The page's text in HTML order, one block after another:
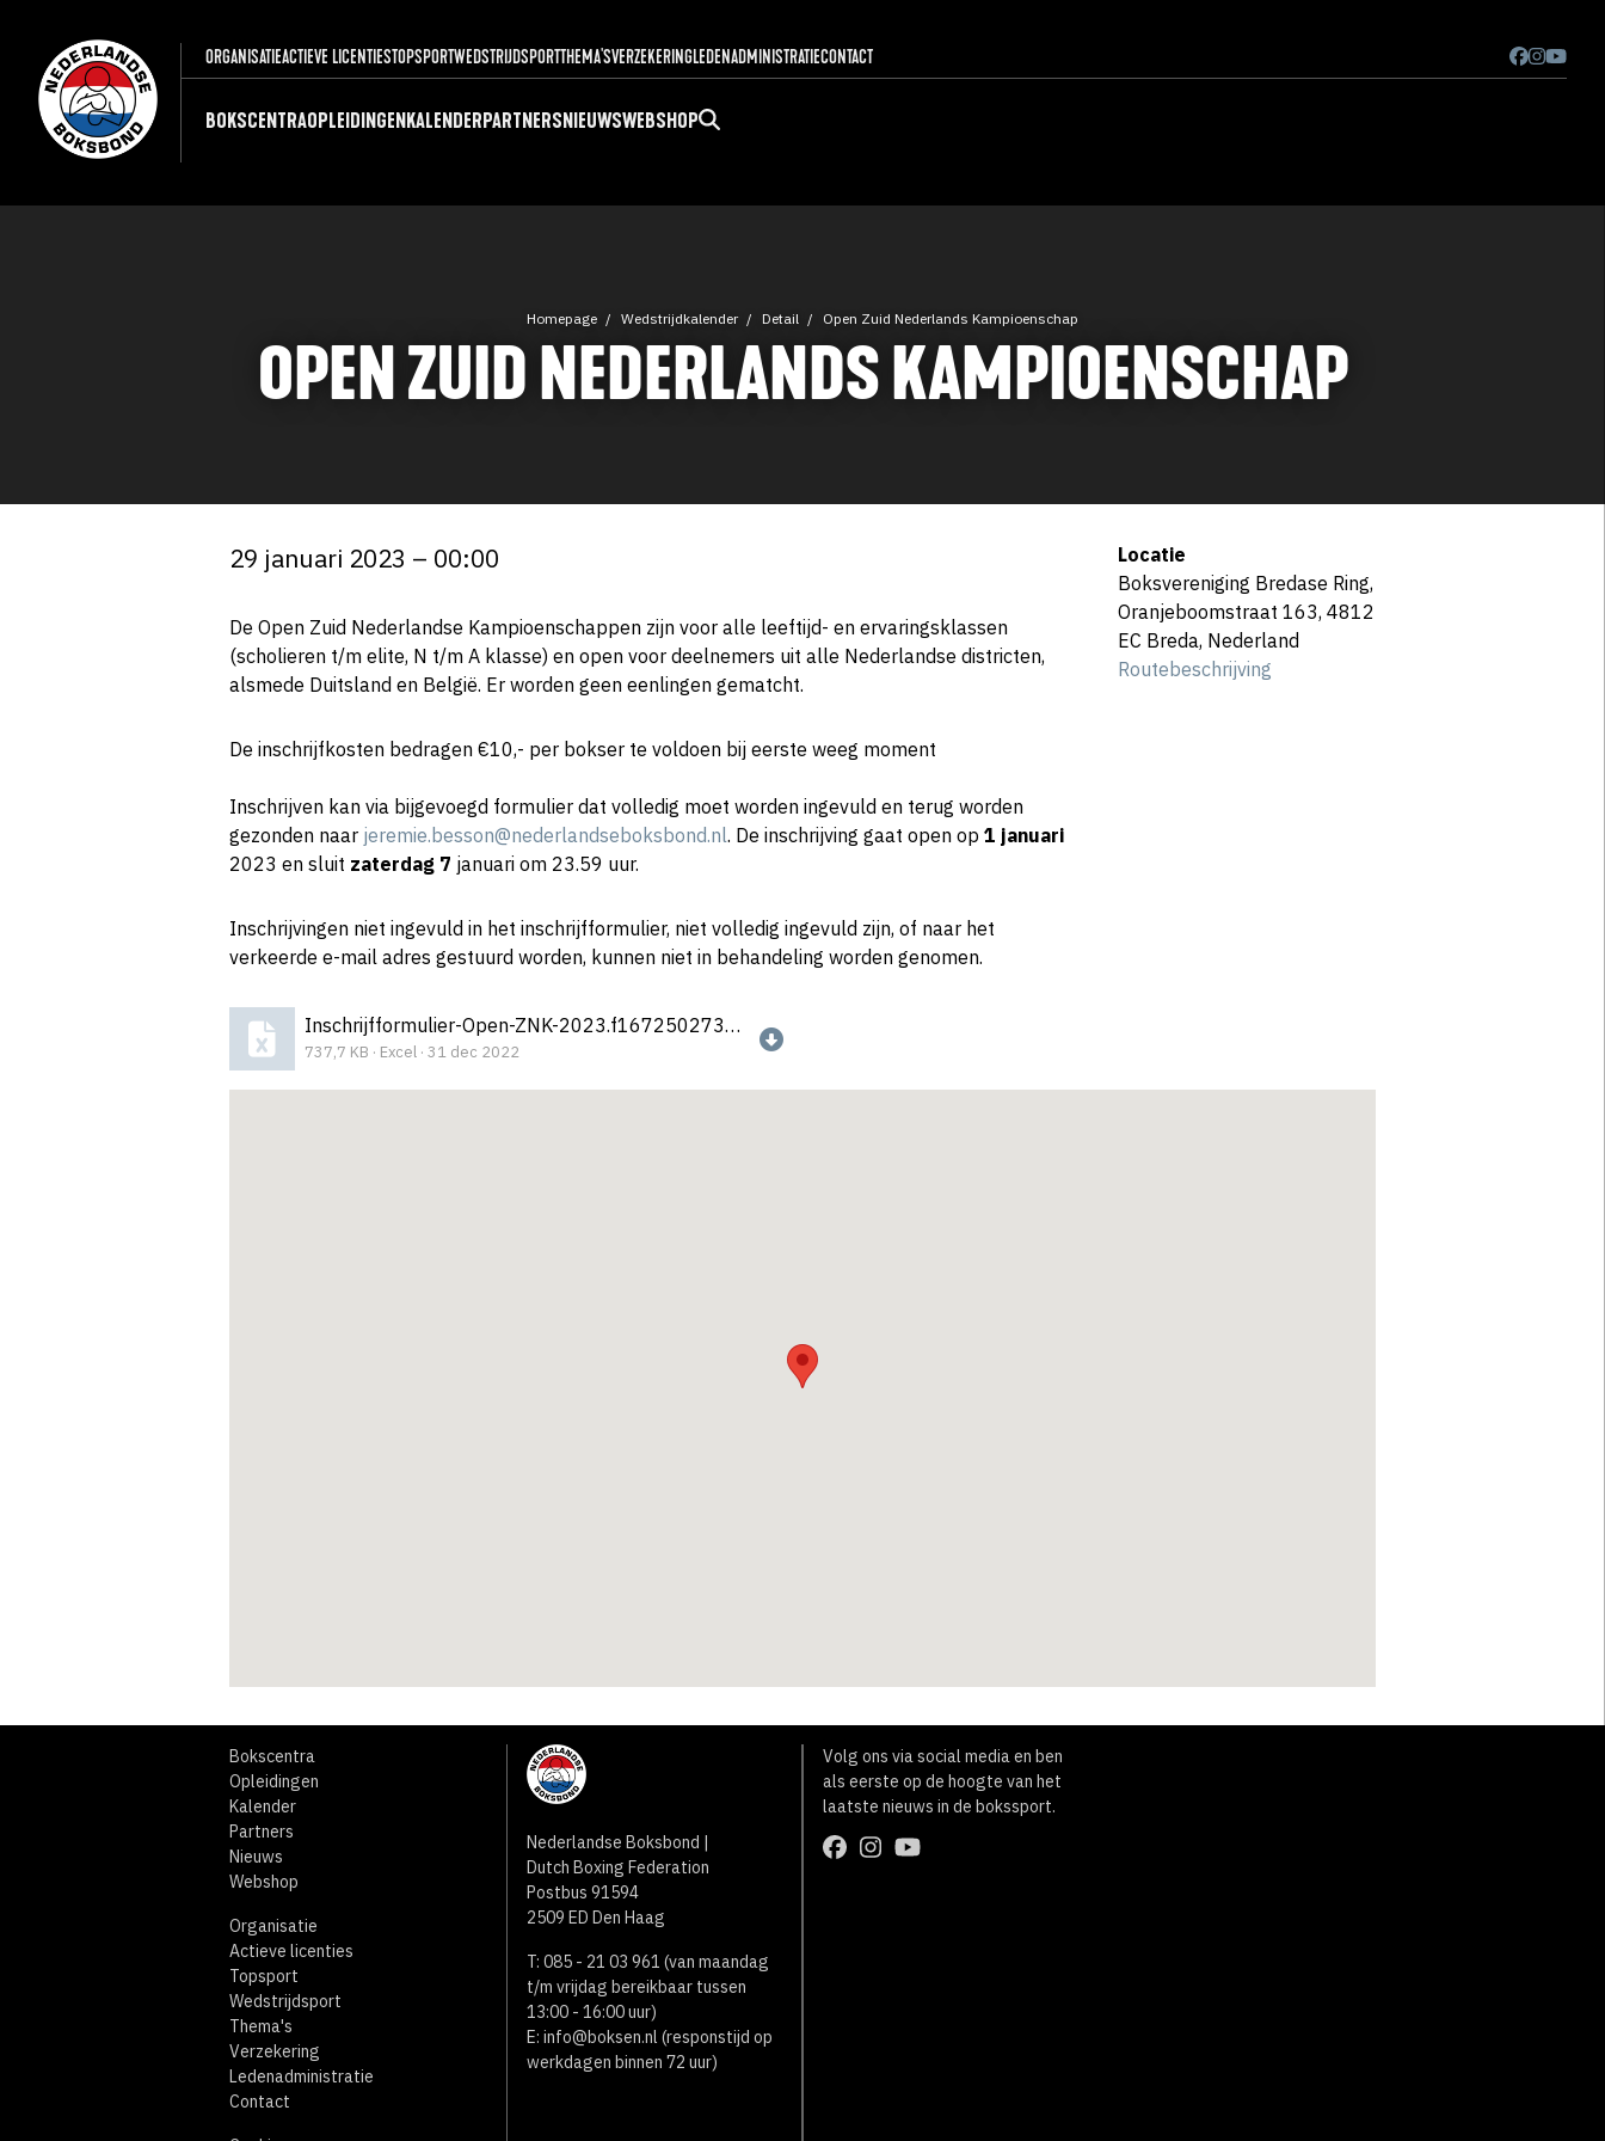
ORGANISATIEACTIEVE LICENTIESTOPSPORTWEDSTRIJDSPORTTHEMA'SVERZEKERINGLEDENADMINISTRATIECONTACT
BOKSCENTRAOPLEIDINGENKALENDERPARTNERSNIEUWSWEBSHOP
Homepage Wedstrijdkalender Detail Open Zuid Nederlands Kampioenschap
OPEN ZUID NEDERLANDS KAMPIOENSCHAP
29 januari 2023 – 00:00
De Open Zuid Nederlandse Kampioenschappen zijn voor alle leeftijd- en ervaringsklassen
(scholieren t/m elite, N t/m A klasse) en open voor deelnemers uit alle Nederlandse districten,
alsmede Duitsland en België. Er worden geen eenlingen gematcht.
De inschrijfkosten bedragen €10,- per bokser te voldoen bij eerste weeg moment
Inschrijven kan via bijgevoegd formulier dat volledig moet worden ingevuld en terug worden
gezonden naar jeremie.besson@nederlandseboksbond.nl. De inschrijving gaat open op 1 januari
2023 en sluit zaterdag 7 januari om 23.59 uur.
Inschrijvingen niet ingevuld in het inschrijfformulier, niet volledig ingevuld zijn, of naar het
verkeerde e-mail adres gestuurd worden, kunnen niet in behandeling worden genomen.
Inschrijfformulier-Open-ZNK-2023.f1672502730.xlsx
737,7 KB · Excel · 31 dec 2022
Locatie
Boksvereniging Bredase Ring,
Oranjeboomstraat 163, 4812
EC Breda, Nederland
Routebeschrijving
Bokscentra
Opleidingen
Kalender
Partners
Nieuws
Webshop
Organisatie
Actieve licenties
Topsport
Wedstrijdsport
Thema's
Verzekering
Ledenadministratie
Contact
Nederlandse Boksbond |
Dutch Boxing Federation
Postbus 91594
2509 ED Den Haag
T: 085 - 21 03 961 (van maandag
t/m vrijdag bereikbaar tussen
13:00 - 16:00 uur)
E: info@boksen.nl (responstijd op
werkdagen binnen 72 uur)
Volg ons via social media en ben
als eerste op de hoogte van het
laatste nieuws in de bokssport.